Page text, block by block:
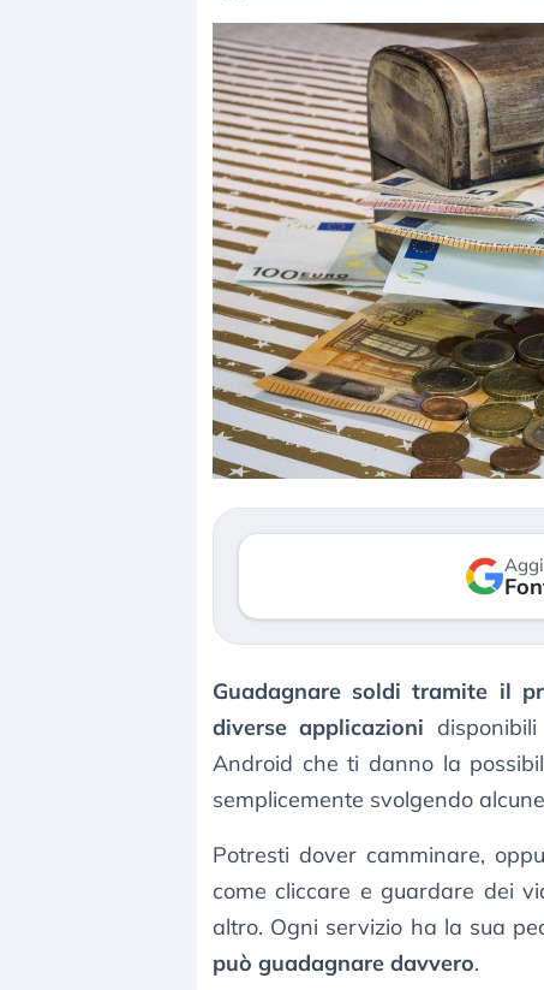
Guadagnare soldi tramite il
diverse applicazioni
Android che ti danno la
semplicemente svolgendo
Potresti dover camminare,
come cliccare e guardare dei
altro. Ogni servizio ha la sua
può guadagnare davvero.
Dalle valutazioni
correzione. Cosa sta
repricing degli asset?
3 agosto 2026